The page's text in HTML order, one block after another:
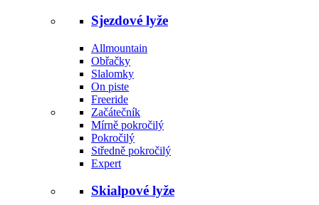
Sjezdové lyže
Allmountain
Obřačky
Slalomky
On piste
Freeride
Začátečník
Mírně pokročilý
Pokročilý
Středně pokročilý
Expert
Skialpové lyže